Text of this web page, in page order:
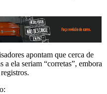
apontam que cerca de
ela seriam “corretas”, embora